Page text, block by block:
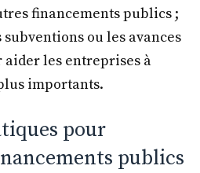
financements publics ;
ou les avances
les entreprises à
importants.
pour
publics